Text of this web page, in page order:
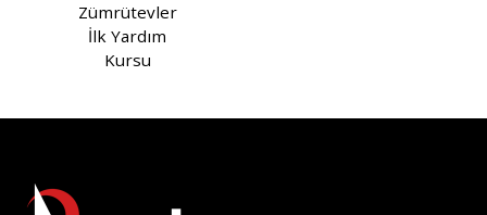
Zümrütevler
İlk Yardım
Kursu